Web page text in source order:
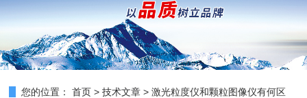
您的位置： 首页 >技术文章 >激光粒度仪和颗粒图像仪有何区